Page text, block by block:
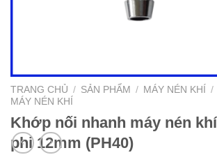
TRANG CHỦ / SẢN PHẨM / MÁY NÉN KHÍ /
MÁY NÉN KHÍ
Khớp nối nhanh máy nén
phi 12mm (PH40)